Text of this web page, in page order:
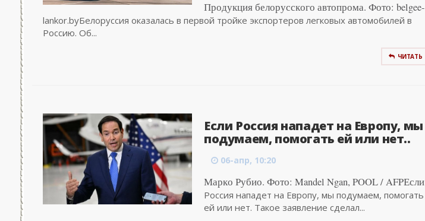
Продукция белорусского автопрома. Фото: belgee-
lankor.byБелоруссия оказалась в первой тройке экспортеров легковых автомобилей в
Россию. Об...
ЧИТАТЬ
Если Россия нападет на Европу, мы
подумаем, помогать ей или нет..
06-апр, 10:20
Марко Рубио. Фото: Mandel Ngan, POOL / AFPЕсли
Россия нападет на Европу, мы подумаем, помогать
ей или нет. Такое заявление сделал...